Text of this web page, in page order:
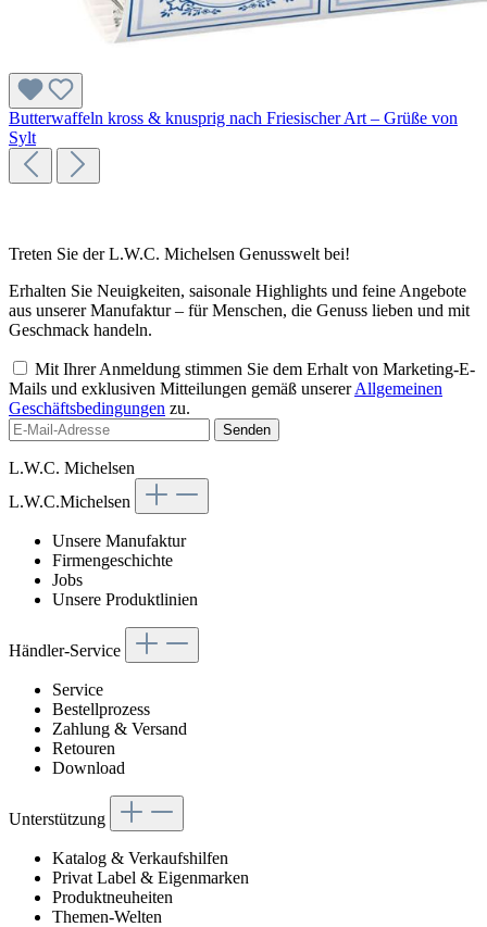
Butterwaffeln kross & knusprig nach Friesischer Art – Grüße von
Sylt
Treten Sie der L.W.C. Michelsen Genusswelt bei!
Erhalten Sie Neuigkeiten, saisonale Highlights und feine Angebote
aus unserer Manufaktur – für Menschen, die Genuss lieben und mit
Geschmack handeln.
Mit Ihrer Anmeldung stimmen Sie dem Erhalt von Marketing-E-
Mails und exklusiven Mitteilungen gemäß unsererAllgemeinen
Geschäftsbedingungen zu.
Senden
L.W.C. Michelsen
L.W.C.Michelsen
Unsere Manufaktur
Firmengeschichte
Jobs
Unsere Produktlinien
Händler-Service
Service
Bestellprozess
Zahlung & Versand
Retouren
Download
Unterstützung
Katalog & Verkaufshilfen
Privat Label & Eigenmarken
Produktneuheiten
Themen-Welten